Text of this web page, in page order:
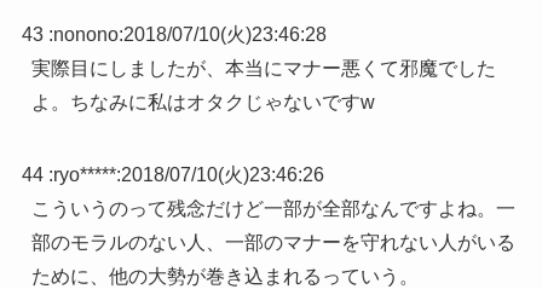
43 :nonono:2018/07/10(火)23:46:28
実際目にしましたが、本当にマナー悪くて邪魔でした
よ。ちなみに私はオタクじゃないですw
44 :ryo*****:2018/07/10(火)23:46:26
こういうのって残念だけど一部が全部なんですよね。一
部のモラルのない人、一部のマナーを守れない人がいる
ために、他の大勢が巻き込まれるっていう。